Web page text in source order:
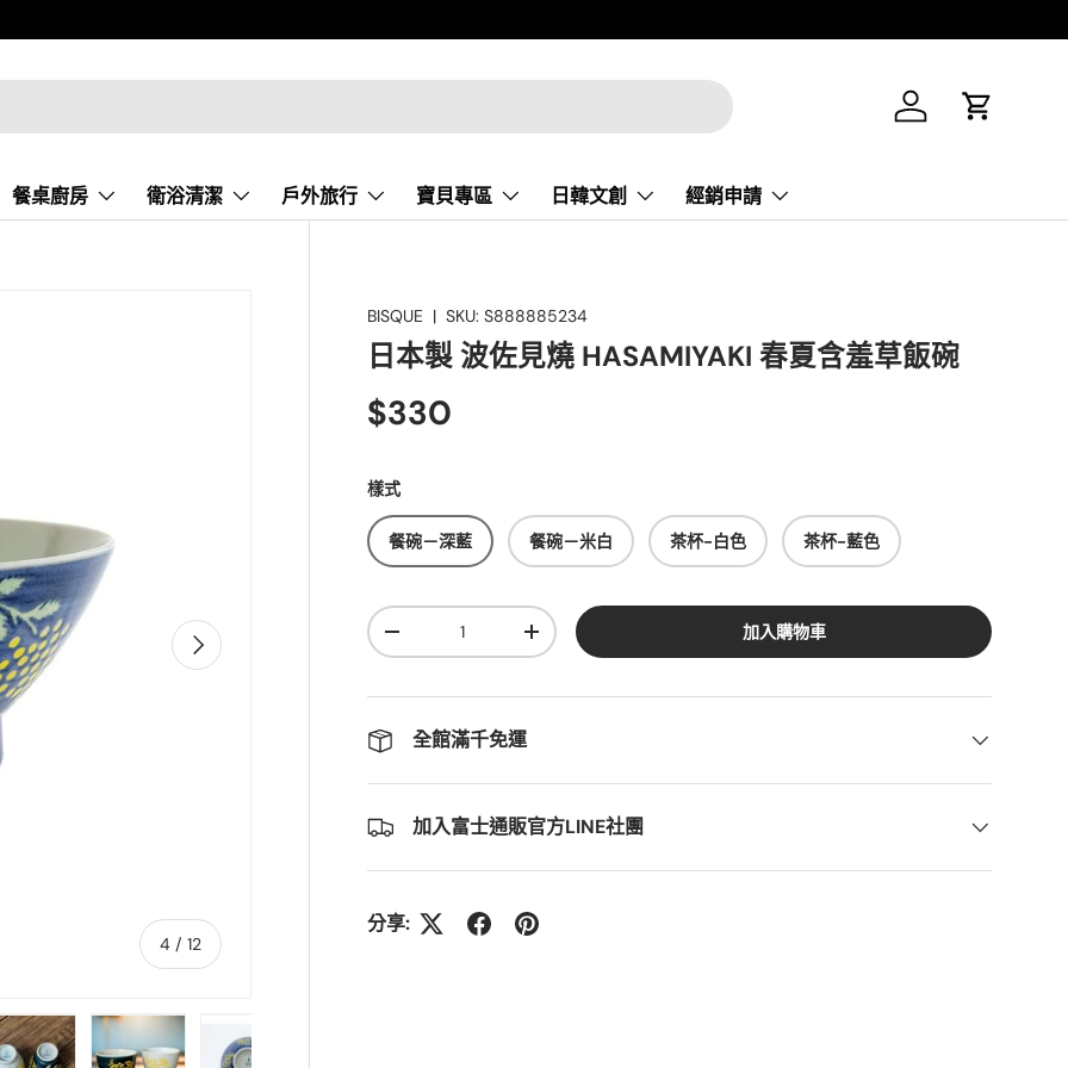
登录 大车
餐桌廚房 衛浴清潔 戶外旅行 寶貝專區 日韓文創 經銷申請
4 /的
12
下頁
BISQUE |SKU: S888885234
日本製 波佐見燒 HASAMIYAKI 春夏含羞草飯碗
$330
樣式
餐碗－深藍 餐碗－米白 茶杯-白色 茶杯-藍色
數量
-
+ 加入購物車
全館滿千免運
加入富士通販官方LINE社團
分享: